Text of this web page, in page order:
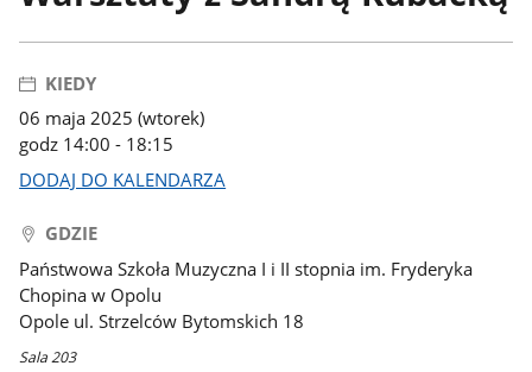
KIEDY
06 maja 2025 (wtorek)
godz 14:00 - 18:15
DODAJ DO KALENDARZA
GDZIE
Państwowa Szkoła Muzyczna I i II stopnia im. Fryderyka
Chopina w Opolu
Opole ul. Strzelców Bytomskich 18
Sala 203